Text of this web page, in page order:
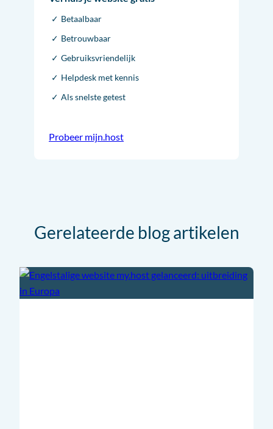
Betaalbaar
Betrouwbaar
Gebruiksvriendelijk
Helpdesk met kennis
Als snelste getest
Probeer mijn.host
Gerelateerde blog artikelen